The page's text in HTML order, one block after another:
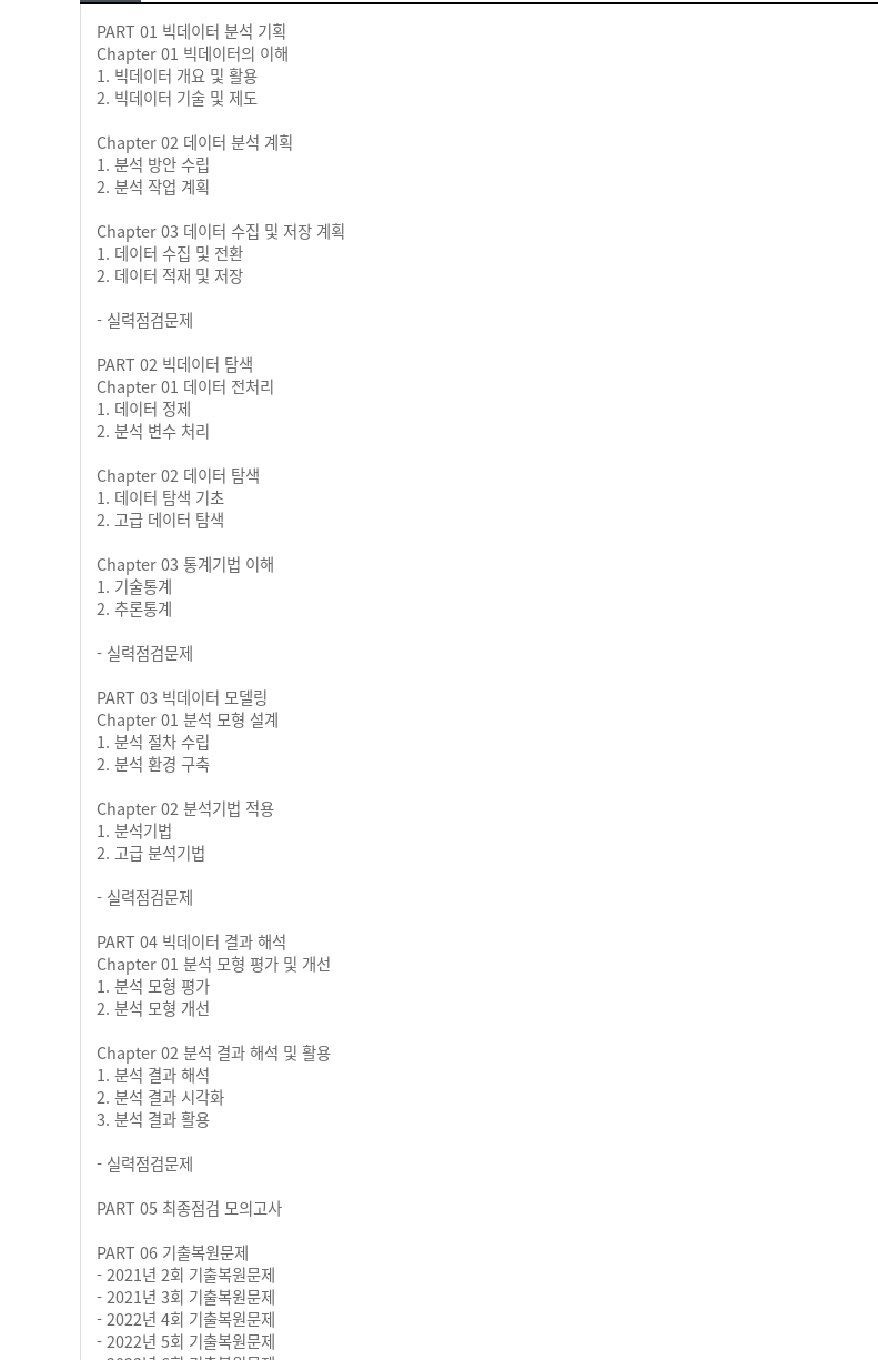
PART 01 빅데이터 분석 기획
Chapter 01 빅데이터의 이해
1. 빅데이터 개요 및 활용
2. 빅데이터 기술 및 제도
Chapter 02 데이터 분석 계획
1. 분석 방안 수립
2. 분석 작업 계획
Chapter 03 데이터 수집 및 저장 계획
1. 데이터 수집 및 전환
2. 데이터 적재 및 저장
- 실력점검문제
PART 02 빅데이터 탐색
Chapter 01 데이터 전처리
1. 데이터 정제
2. 분석 변수 처리
Chapter 02 데이터 탐색
1. 데이터 탐색 기초
2. 고급 데이터 탐색
Chapter 03 통계기법 이해
1. 기술통계
2. 추론통계
- 실력점검문제
PART 03 빅데이터 모델링
Chapter 01 분석 모형 설계
1. 분석 절차 수립
2. 분석 환경 구축
Chapter 02 분석기법 적용
1. 분석기법
2. 고급 분석기법
- 실력점검문제
PART 04 빅데이터 결과 해석
Chapter 01 분석 모형 평가 및 개선
1. 분석 모형 평가
2. 분석 모형 개선
Chapter 02 분석 결과 해석 및 활용
1. 분석 결과 해석
2. 분석 결과 시각화
3. 분석 결과 활용
- 실력점검문제
PART 05 최종점검 모의고사
PART 06 기출복원문제
- 2021년 2회 기출복원문제
- 2021년 3회 기출복원문제
- 2022년 4회 기출복원문제
- 2022년 5회 기출복원문제